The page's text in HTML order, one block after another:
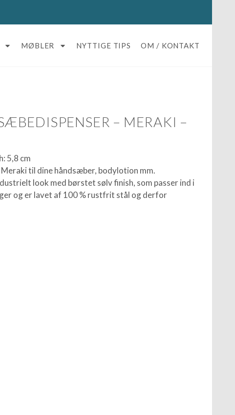
MØBLER NYTTIGE TIPS OM / KONTAKT
– MERAKI –
5,8 cm
til dine håndsæber, bodylotion mm.
look med børstet sølv finish, som passer ind i
og er lavet af 100 % rustfrit stål og derfor